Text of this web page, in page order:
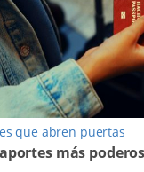
que abren puertas
más